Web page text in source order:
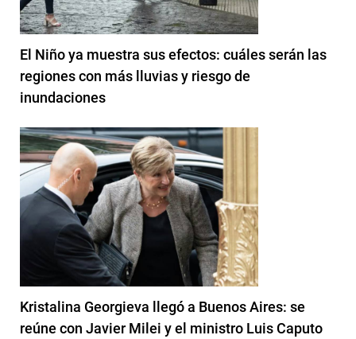
El Niño ya muestra sus efectos: cuáles serán las
regiones con más lluvias y riesgo de
inundaciones
Kristalina Georgieva llegó a Buenos Aires: se
reúne con Javier Milei y el ministro Luis Caputo